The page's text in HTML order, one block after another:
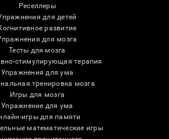
Реселлеры
для детей
развитие
для мозга
Тесты для мозга
стимулирующая терапия
Упражнения для ума
тренировка мозга
Игры для мозга
Упражнение для ума
игры для памяти
математические игры